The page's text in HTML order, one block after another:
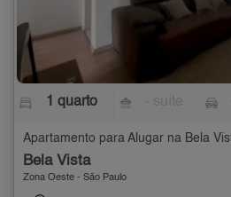
1 quarto
Apartamento para Alugar na Bela
Bela Vista
Zona Oeste - São Paulo